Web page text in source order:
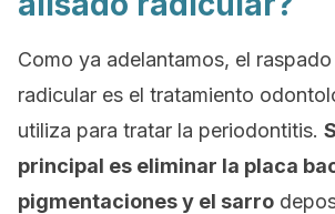
Como ya adelantamos, el
radicular es el tratamiento
utiliza para tratar la periodontitis.
principal es eliminar la placa
pigmentaciones y el sarro